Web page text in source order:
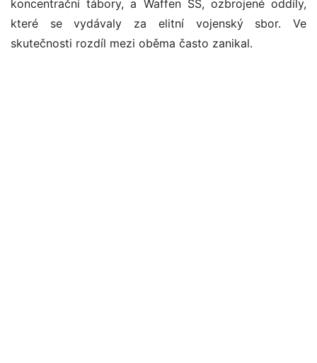
koncentrační tábory, a Waffen SS, ozbrojené oddíly,
které se vydávaly za elitní vojenský sbor. Ve
skutečnosti rozdíl mezi oběma často zanikal.